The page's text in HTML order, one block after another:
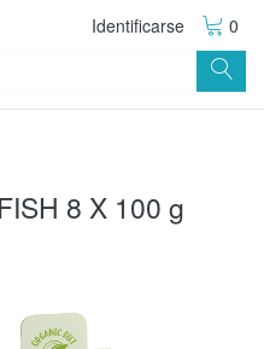
Identificarse 0
8 X 100 g